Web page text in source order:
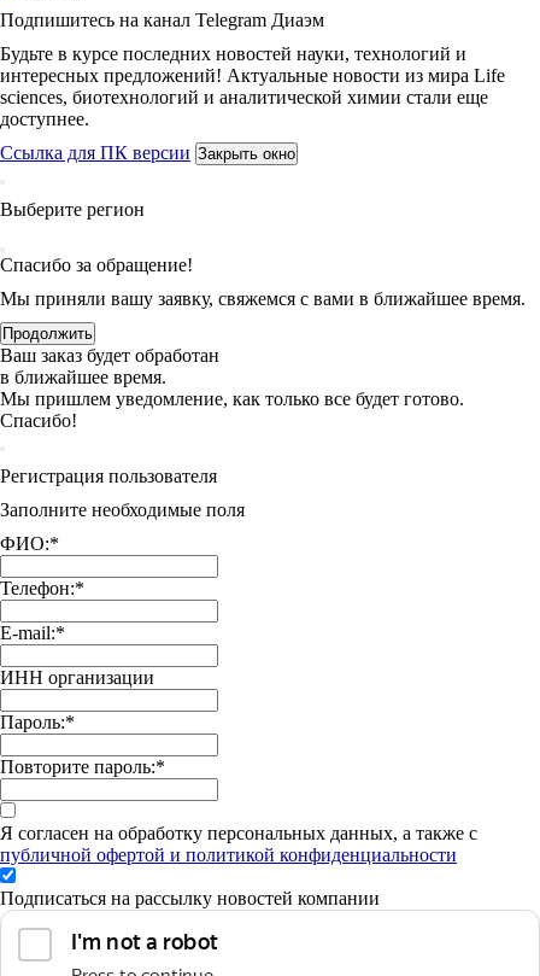
Подпишитесь на канал Telegram Диаэм
Будьте в курсе последних новостей науки, технологий и
интересных предложений! Актуальные новости из мира Life
sciences, биотехнологий и аналитической химии стали еще
доступнее.
Ссылка для ПК версии Закрыть окно
Выберите регион
Спасибо за обращение!
Мы приняли вашу заявку, свяжемся с вами в ближайшее время.
Продолжить
Ваш заказ будет обработан
в ближайшее время.
Мы пришлем уведомление, как только все будет готово.
Спасибо!
Регистрация пользователя
Заполните необходимые поля
ФИО:*
Телефон:*
E-mail:*
ИНН организации
Пароль:*
Повторите пароль:*
Я согласен на обработку персональных данных, а также с
публичной офертой и политикой конфиденциальности
Подписаться на рассылку новостей компании